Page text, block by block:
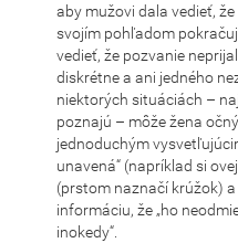
aby mužovi dala vedieť,
svojím pohľadom
vedieť, že pozvanie
diskrétne a ani jedného
niektorých situáciách –
poznajú – môže žena
jednoduchým
unavená“ (napríklad si
(prstom naznačí krúžok)
informáciu, že „ho
inokedy“.